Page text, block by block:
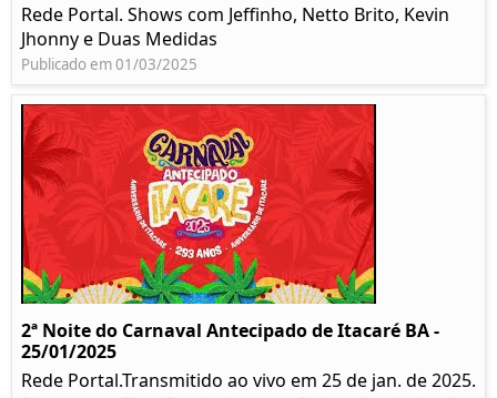
Rede Portal. Shows com Jeffinho, Netto Brito, Kevin
Jhonny e Duas Medidas
Publicado em 01/03/2025
2ª Noite do Carnaval Antecipado de Itacaré BA -
25/01/2025
Rede Portal.Transmitido ao vivo em 25 de jan. de 2025.